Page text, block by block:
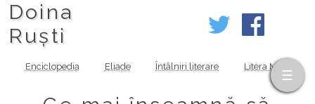
Doina
Ruști
Enciclopedia Eliade Întâlniri literare Litera MOV